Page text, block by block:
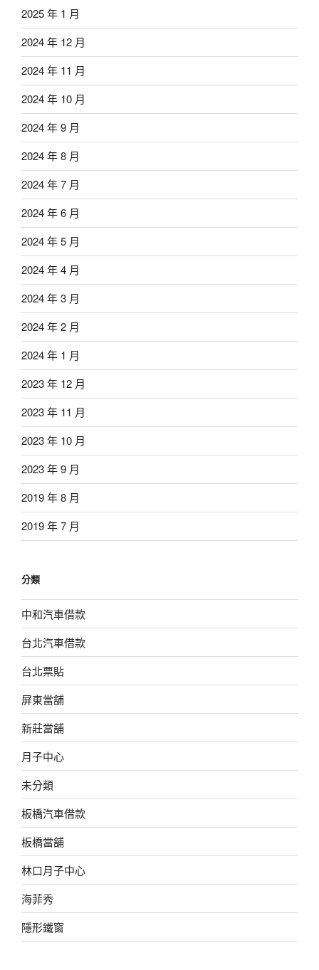
2025 年 1 月
2024 年 12 月
2024 年 11 月
2024 年 10 月
2024 年 9 月
2024 年 8 月
2024 年 7 月
2024 年 6 月
2024 年 5 月
2024 年 4 月
2024 年 3 月
2024 年 2 月
2024 年 1 月
2023 年 12 月
2023 年 11 月
2023 年 10 月
2023 年 9 月
2019 年 8 月
2019 年 7 月
分類
中和汽車借款
台北汽車借款
台北票貼
屏東當舖
新莊當舖
月子中心
未分類
板橋汽車借款
板橋當舖
林口月子中心
海菲秀
隱形鐵窗